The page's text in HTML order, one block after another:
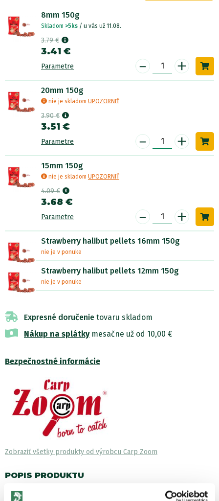
8mm 150g
Skladom >5ks / u vás už 11.08.
3.79 €
3.41 €
Parametre - +
20mm 150g
nie je skladom UPOZORNIŤ
3.90 €
3.51 €
Parametre - +
15mm 150g
nie je skladom UPOZORNIŤ
4.09 €
3.68 €
Parametre - +
Strawberry halibut pellets 16mm 150g
nie je v ponuke
Strawberry halibut pellets 12mm 150g
nie je v ponuke
Expresné doručenie tovaru skladom
Nákup na splátkymesačne už od 10,00 €
Bezpečnostné informácie
Zobraziť všetky produkty od výrobcu Carp Zoom
POPIS PRODUKTU
Prevŕtané pelety s novou jahodovo-rybacou príchuťou. Majú